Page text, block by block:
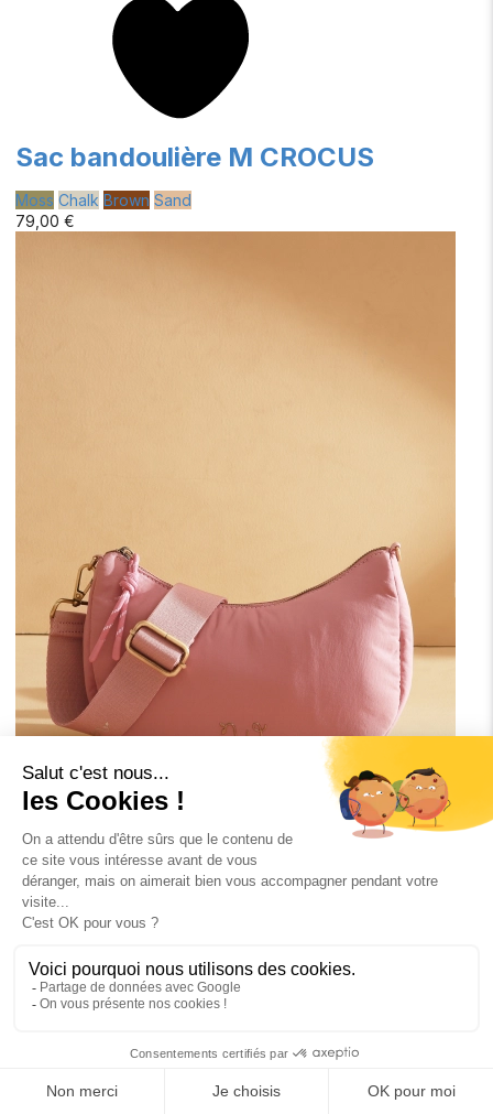
Sac bandoulière M CROCUS
Moss Chalk Brown Sand
79,00 €